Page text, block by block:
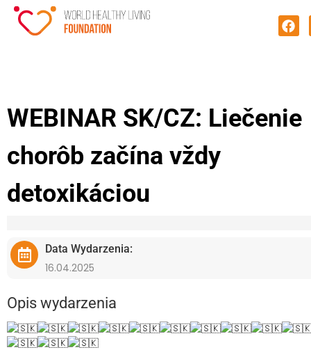
WEBINAR SK/CZ: Liečenie
chorôb začína vždy
detoxikáciou
Data Wydarzenia:
16.04.2025
Opis wydarzenia